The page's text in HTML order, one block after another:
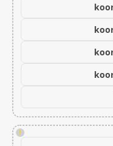
!